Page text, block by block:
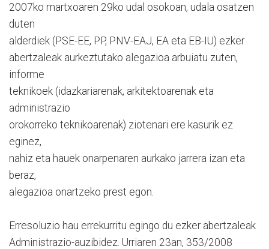
2007ko martxoaren 29ko udal osokoan, udala osatzen
duten
alderdiek (PSE-EE, PP, PNV-EAJ, EA eta EB-IU) ezker
abertzaleak aurkeztutako alegazioa arbuiatu zuten,
informe
teknikoek (idazkariarenak, arkitektoarenak eta
administrazio
orokorreko teknikoarenak) ziotenari ere kasurik ez
eginez,
nahiz eta hauek onarpenaren aurkako jarrera izan eta
beraz,
alegazioa onartzeko prest egon.
Erresoluzio hau errekurritu egingo du ezker abertzaleak
Administrazio-auzibidez. Urriaren 23an, 353/2008